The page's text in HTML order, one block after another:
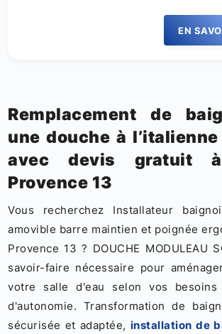
EN
Remplacement de
une douche à
avec devis gratuit
Provence 13
Vous recherchez Installateur
amovible barre maintien et poignée
Provence 13 ? DOUCHE MODULEAU
savoir-faire nécessaire pour
votre salle d'eau selon vos
d'autonomie. Transformation de
sécurisée et adaptée, installation de